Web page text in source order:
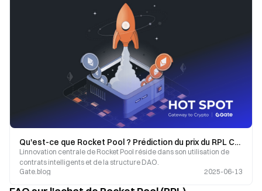
Qu'est-ce que Rocket Pool ? Prédiction du prix du RPL Coin
Linnovation centrale de Rocket Pool réside dans son utilisation de
contrats intelligents et de la structure DAO.
Gate.blog
2025-06-13